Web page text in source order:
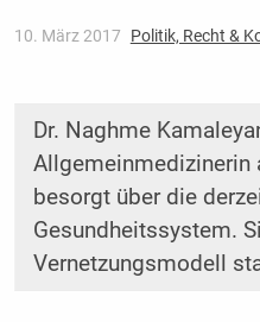
10. März 2017 Politik, Recht &
Dr. Naghme
Allgemeinmedizinerin
besorgt über die
Gesundheitssystem.
Vernetzungsmodell